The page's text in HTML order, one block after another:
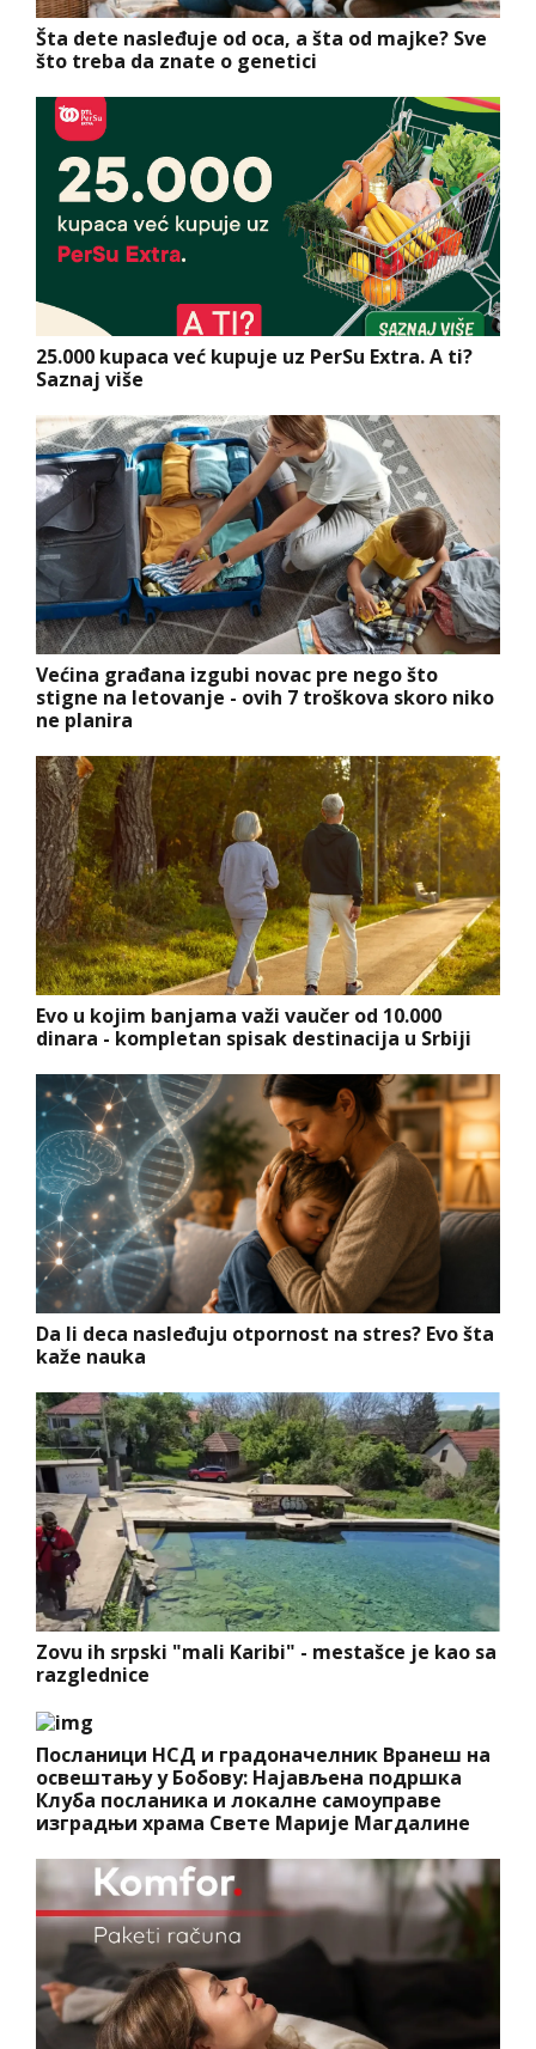
Šta dete nasleđuje od oca, a šta od majke? Sve
što treba da znate o genetici
25.000 kupaca već kupuje uz PerSu Extra. A ti?
Saznaj više
Većina građana izgubi novac pre nego što
stigne na letovanje - ovih 7 troškova skoro niko
ne planira
Evo u kojim banjama važi vaučer od 10.000
dinara - kompletan spisak destinacija u Srbiji
Da li deca nasleđuju otpornost na stres? Evo šta
kaže nauka
Zovu ih srpski "mali Karibi" - mestašce je kao sa
razglednice
Посланици НСД и градоначелник Вранеш на
освештању у Бобову: Најављена подршка
Клуба посланика и локалне самоуправе
изградњи храма Свете Марије Магдалине